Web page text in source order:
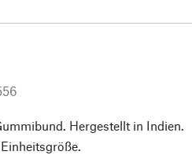
Hergestellt in Indien.